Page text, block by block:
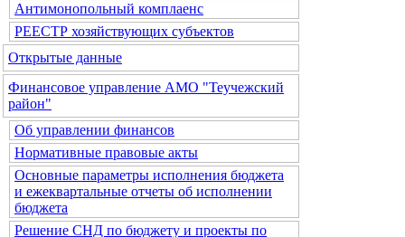
Антимонопольный комплаенс
РЕЕСТР хозяйствующих субъектов
Открытые данные
Финансовое управление АМО "Теучежский
район"
Об управлении финансов
Нормативные правовые акты
Основные параметры исполнения бюджета
и ежеквартальные отчеты об исполнении
бюджета
Решение СНД по бюджету и проекты по